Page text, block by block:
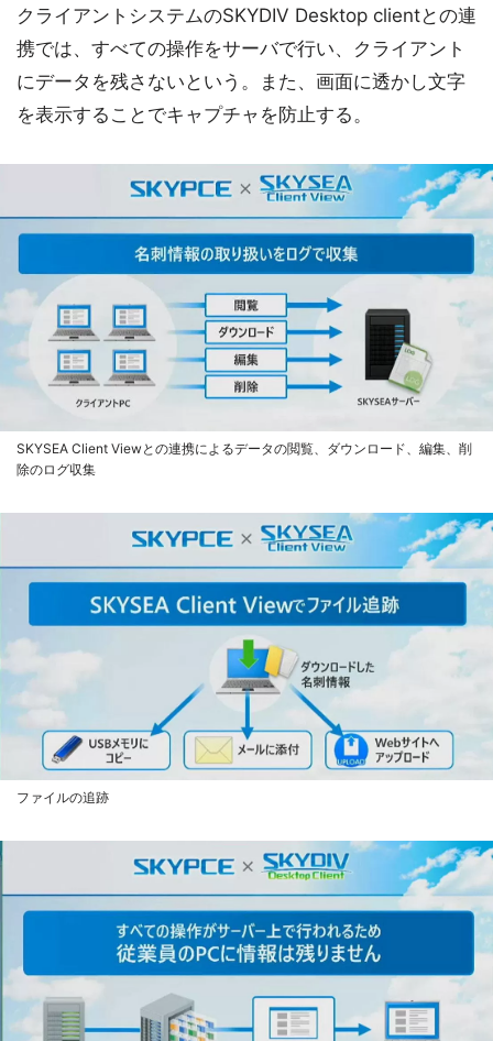
クライアントシステムのSKYDIV Desktop clientとの連
携では、すべての操作をサーバで行い、クライアント
にデータを残さないという。また、画面に透かし文字
を表示することでキャプチャを防止する。
SKYSEA Client Viewとの連携によるデータの閲覧、ダウンロード、編集、削
除のログ収集
ファイルの追跡